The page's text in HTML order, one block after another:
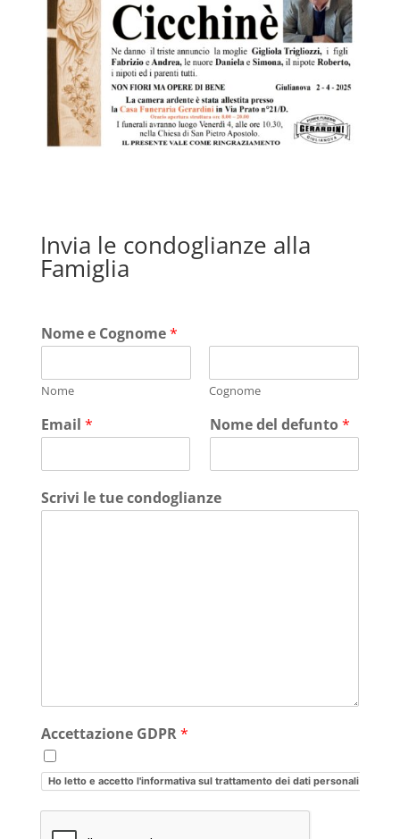
Invia le condoglianze alla
Famiglia
Nome e Cognome*
Nome Cognome
Email * Nome del defunto*
Scrivi le tue condoglianze
Accettazione GDPR*
Ho letto e accetto l'informativa sul trattamento dei dati personali